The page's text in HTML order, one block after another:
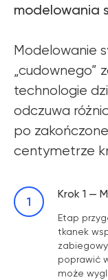
modelowania
Modelowanie
„cudownego”
technologie
odczuwa
po
centymetrze
Krok 1 —
Etap
tkanek
poprawić
może